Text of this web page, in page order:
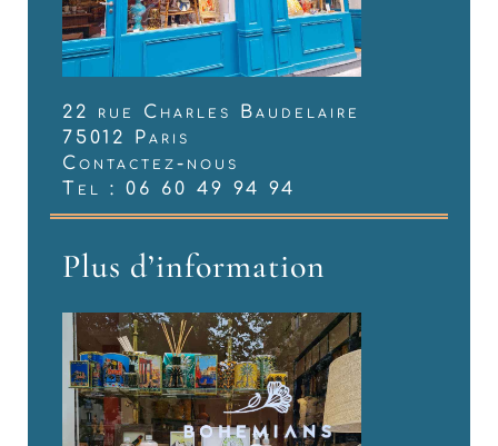
22 rue Charles Baudelaire
75012 Paris
Contactez-nous
Tel : 06 60 49 94 94
Plus d’information